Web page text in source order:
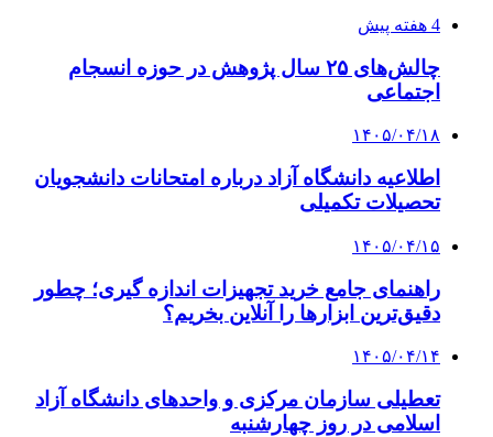
4 هفته پیش
چالش‌های ۲۵ سال پژوهش در حوزه انسجام
اجتماعی
۱۴۰۵/۰۴/۱۸
اطلاعیه دانشگاه آزاد درباره امتحانات دانشجویان
تحصیلات تکمیلی
۱۴۰۵/۰۴/۱۵
راهنمای جامع خرید تجهیزات اندازه گیری؛ چطور
دقیق‌ترین ابزارها را آنلاین بخریم؟
۱۴۰۵/۰۴/۱۴
تعطیلی سازمان مرکزی و واحدهای دانشگاه آزاد
اسلامی در روز چهارشنبه